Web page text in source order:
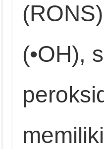
(•OH),